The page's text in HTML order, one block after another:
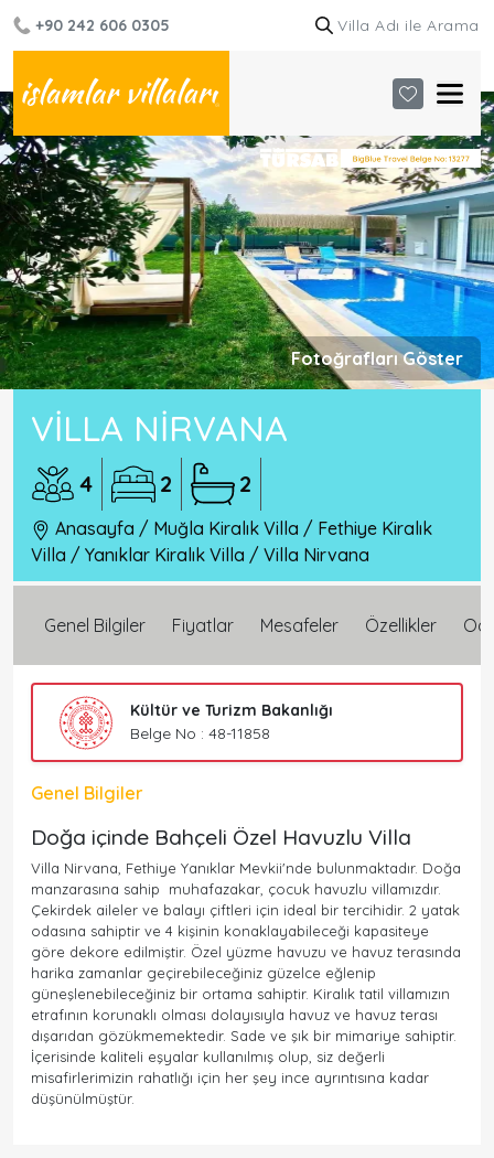
+90 242 606 0305
Fotoğrafları Göster
VILLA NIRVANA
4 2 2
Anasayfa / Muğla Kiralık Villa / Fethiye Kiralık
Villa / Yanıklar Kiralık Villa / Villa Nirvana
Genel Bilgiler Fiyatlar Mesafeler Özellikler
Kültür ve Turizm Bakanlığı
Belge No : 48-11858
Genel Bilgiler
Doğa içinde Bahçeli Özel Havuzlu Villa
Villa Nirvana, Fethiye Yanıklar Mevkii'nde bulunmaktadır. Doğa
manzarasına sahip muhafazakar, çocuk havuzlu villamızdır.
Çekirdek aileler ve balayı çiftleri için ideal bir tercihidir. 2 yatak
odasına sahiptir ve 4 kişinin konaklayabileceği kapasiteye
göre dekore edilmiştir. Özel yüzme havuzu ve havuz terasında
harika zamanlar geçirebileceğiniz güzelce eğlenip
güneşlenebileceğiniz bir ortama sahiptir. Kiralık tatil villamızın
etrafının korunaklı olması dolayısıyla havuz ve havuz terası
dışarıdan gözükmemektedir. Sade ve şık bir mimariye sahiptir.
İçerisinde kaliteli eşyalar kullanılmış olup, siz değerli
misafirlerimizin rahatlığı için her şey ince ayrıntısına kadar
düşünülmüştür.